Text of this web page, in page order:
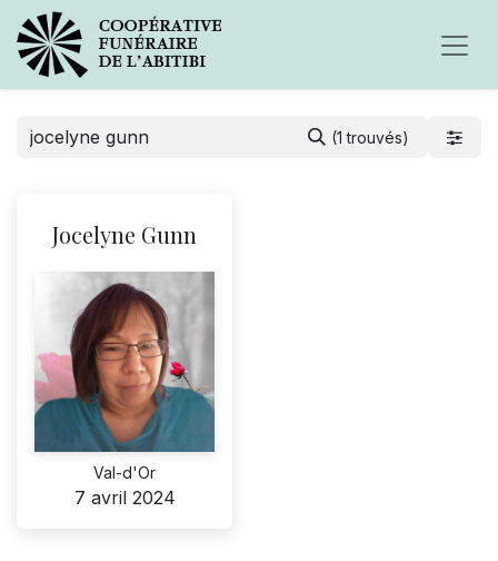
(1 trouvés)
Jocelyne Gunn
Val-d'Or
7 avril 2024